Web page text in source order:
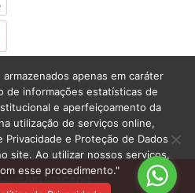
apenas em caráter
de informações estatísticas de
e aperfeiçoamento da
utilização de serviços online,
e Proteção de Dados
site. Ao utilizar nossos serviços,
esse procedimento."